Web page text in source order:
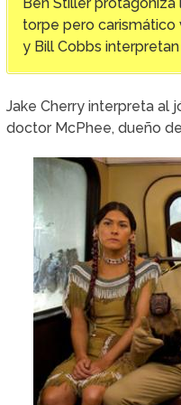
torpe pero carismático
y Bill Cobbs
Jake Cherry interpreta al
doctor McPhee, dueño